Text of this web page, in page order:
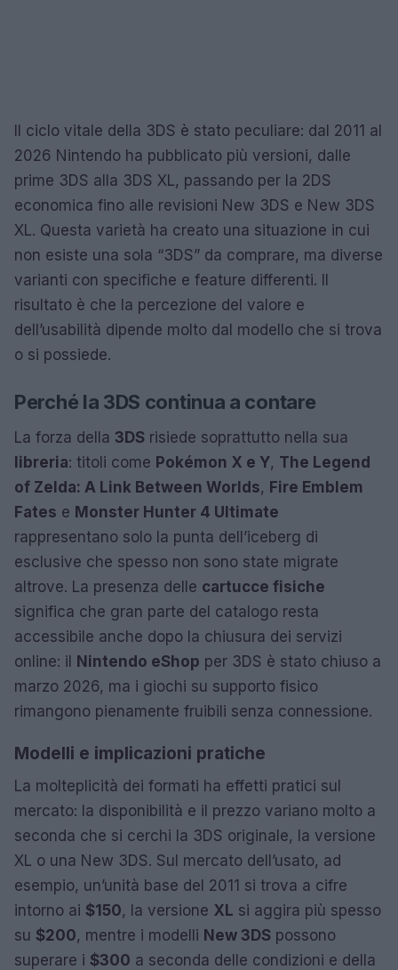
Il ciclo vitale della 3DS è stato peculiare: dal 2011 al
2026 Nintendo ha pubblicato più versioni, dalle
prime 3DS alla 3DS XL, passando per la 2DS
economica fino alle revisioni New 3DS e New 3DS
XL. Questa varietà ha creato una situazione in cui
non esiste una sola “3DS” da comprare, ma diverse
varianti con specifiche e feature differenti. Il
risultato è che la percezione del valore e
dell’usabilità dipende molto dal modello che si trova
o si possiede.
Perché la 3DS continua a contare
La forza della 3DS risiede soprattutto nella sua
libreria: titoli come Pokémon X e Y, The Legend
of Zelda: A Link Between Worlds, Fire Emblem
Fates e Monster Hunter 4 Ultimate
rappresentano solo la punta dell’iceberg di
esclusive che spesso non sono state migrate
altrove. La presenza delle cartucce fisiche
significa che gran parte del catalogo resta
accessibile anche dopo la chiusura dei servizi
online: il Nintendo eShop per 3DS è stato chiuso a
marzo 2026, ma i giochi su supporto fisico
rimangono pienamente fruibili senza connessione.
Modelli e implicazioni pratiche
La molteplicità dei formati ha effetti pratici sul
mercato: la disponibilità e il prezzo variano molto a
seconda che si cerchi la 3DS originale, la versione
XL o una New 3DS. Sul mercato dell’usato, ad
esempio, un’unità base del 2011 si trova a cifre
intorno ai $150, la versione XL si aggira più spesso
su $200, mentre i modelli New 3DS possono
superare i $300 a seconda delle condizioni e della